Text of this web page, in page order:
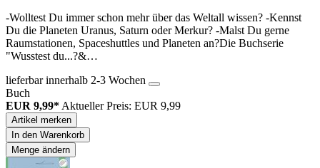
-Wolltest Du immer schon mehr über das Weltall wissen? -Kennst
Du die Planeten Uranus, Saturn oder Merkur? -Malst Du gerne
Raumstationen, Spaceshuttles und Planeten an?Die Buchserie
"Wusstest du...?&…
lieferbar innerhalb 2-3 Wochen
Buch
EUR 9,99* Aktueller Preis: EUR 9,99
Artikel merken
In den Warenkorb
Menge ändern